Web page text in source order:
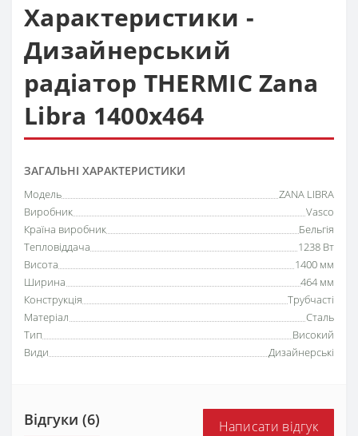
Характеристики -
Дизайнерський
радіатор THERMIC Zana
Libra 1400x464
ЗАГАЛЬНІ ХАРАКТЕРИСТИКИ
Модель
ZANA LIBRA
Виробник
Vasco
Країна виробник
Бельгія
Тепловіддача
1238 Вт
Висота
1400 мм
Ширина
464 мм
Конструкція
Трубчасті
Матеріал
Сталь
Тип
Високий
Види
Дизайнерські
Відгуки (6) Написати відгук